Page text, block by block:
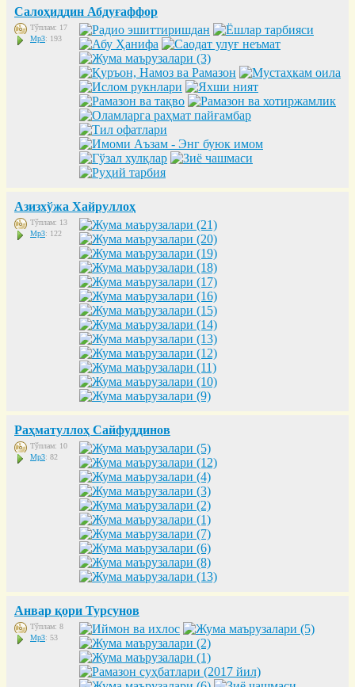
Салоҳиддин Абдуғаффор
Тўплам: 17
Mp3: 193
Азизхўжа Хайруллоҳ
Тўплам: 13
Mp3: 122
Раҳматуллоҳ Сайфуддинов
Тўплам: 10
Mp3: 82
Анвар қори Турсунов
Тўплам: 8
Mp3: 53